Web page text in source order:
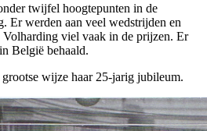
twijfel hoogtepunten in de
Er werden aan veel wedstrijden en
Volharding viel vaak in de prijzen. Er
België behaald.
wijze haar 25-jarig jubileum.